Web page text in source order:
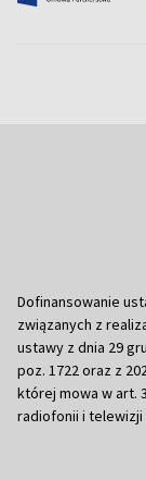
Dofinansowanie
związanych z
ustawy z dnia 29
poz. 1722 oraz z
której mowa w art.
radiofonii i telewizji